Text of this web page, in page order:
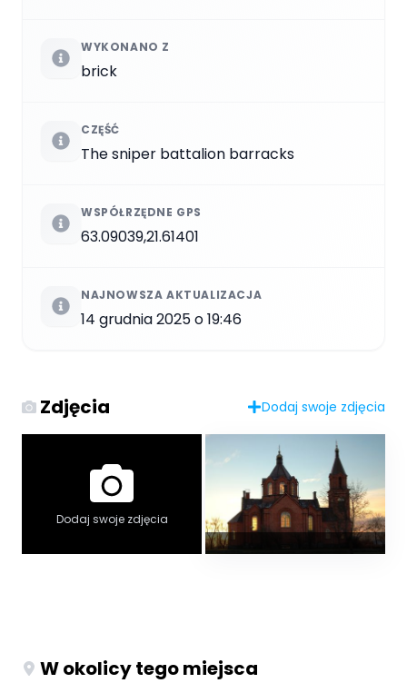
WYKONANO Z
brick
CZĘŚĆ
The sniper battalion barracks
WSPÓŁRZĘDNE GPS
63.09039,21.61401
NAJNOWSZA AKTUALIZACJA
14 grudnia 2025 o 19:46
Zdjęcia Dodaj swoje zdjęcia
Dodaj swoje zdjęcia
W okolicy tego miejsca